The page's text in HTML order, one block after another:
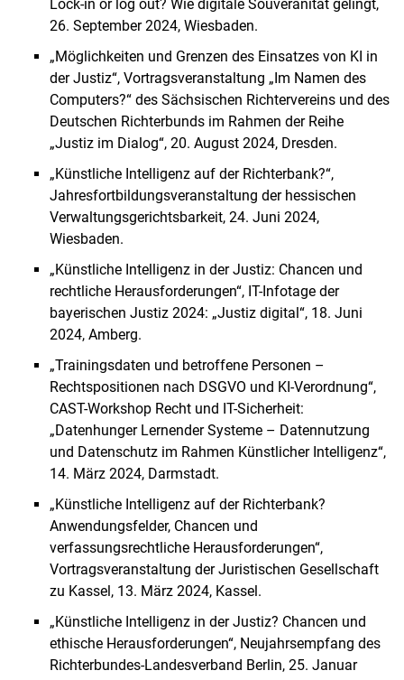
Lock-in or log out? Wie digitale Souveränität gelingt,
26. September 2024, Wiesbaden.
„Möglichkeiten und Grenzen des Einsatzes von KI in
der Justiz“, Vortragsveranstaltung „Im Namen des
Computers?“ des Sächsischen Richtervereins und des
Deutschen Richterbunds im Rahmen der Reihe
„Justiz im Dialog“, 20. August 2024, Dresden.
„Künstliche Intelligenz auf der Richterbank?“,
Jahresfortbildungsveranstaltung der hessischen
Verwaltungsgerichtsbarkeit, 24. Juni 2024,
Wiesbaden.
„Künstliche Intelligenz in der Justiz: Chancen und
rechtliche Herausforderungen“, IT-Infotage der
bayerischen Justiz 2024: „Justiz digital“, 18. Juni
2024, Amberg.
„Trainingsdaten und betroffene Personen –
Rechtspositionen nach DSGVO und KI-Verordnung“,
CAST-Workshop Recht und IT-Sicherheit:
„Datenhunger Lernender Systeme – Datennutzung
und Datenschutz im Rahmen Künstlicher Intelligenz“,
14. März 2024, Darmstadt.
„Künstliche Intelligenz auf der Richterbank?
Anwendungsfelder, Chancen und
verfassungsrechtliche Herausforderungen“,
Vortragsveranstaltung der Juristischen Gesellschaft
zu Kassel, 13. März 2024, Kassel.
„Künstliche Intelligenz in der Justiz? Chancen und
ethische Herausforderungen“, Neujahrsempfang des
Richterbundes-Landesverband Berlin, 25. Januar